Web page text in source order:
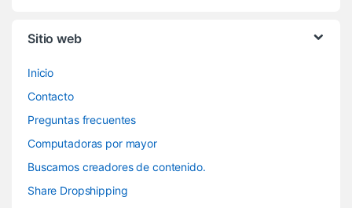
Sitio web
Inicio
Contacto
Preguntas frecuentes
Computadoras por mayor
Buscamos creadores de contenido.
Share Dropshipping